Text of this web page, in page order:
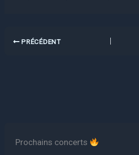
PRÉCÉDENT
Prochains concerts